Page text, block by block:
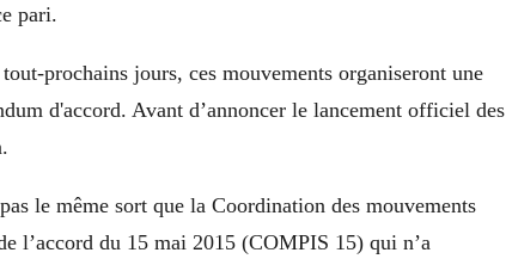
pari.
prochains jours, ces mouvements organiseront une
d'accord. Avant d’annoncer le lancement officiel des
le même sort que la Coordination des mouvements
l’accord du 15 mai 2015 (COMPIS 15) qui n’a